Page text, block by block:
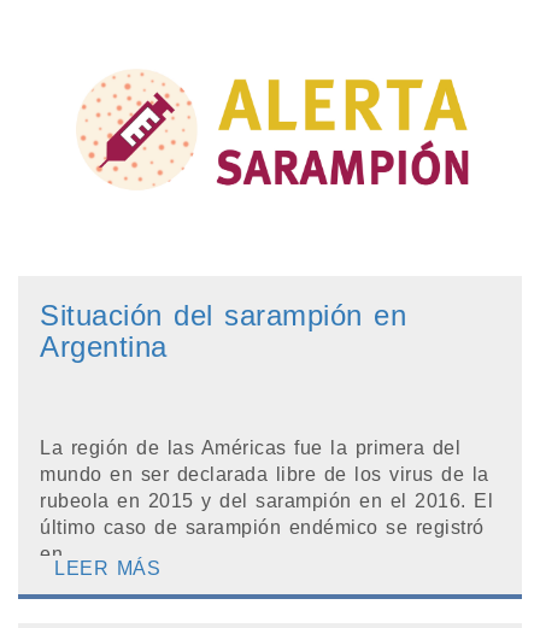
Situación del sarampión en
Argentina
La región de las Américas fue la primera del
mundo en ser declarada libre de los virus de la
rubeola en 2015 y del sarampión en el 2016. El
último caso de sarampión endémico se registró
en ...
LEER MÁS